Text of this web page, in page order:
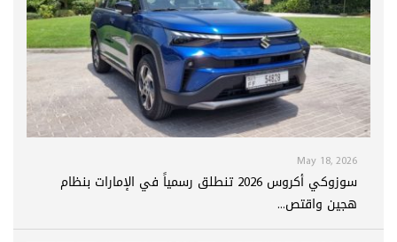
May 18, 2026
سوزوكي أكروس 2026 تنطلق رسمياً في الإمارات بنظام
هجين واقتص...